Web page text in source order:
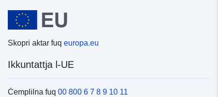
Skopri aktar fuq europa.eu
Ikkuntattja l-UE
Ċemplilna fuq 00 800 6 7 8 9 10 11